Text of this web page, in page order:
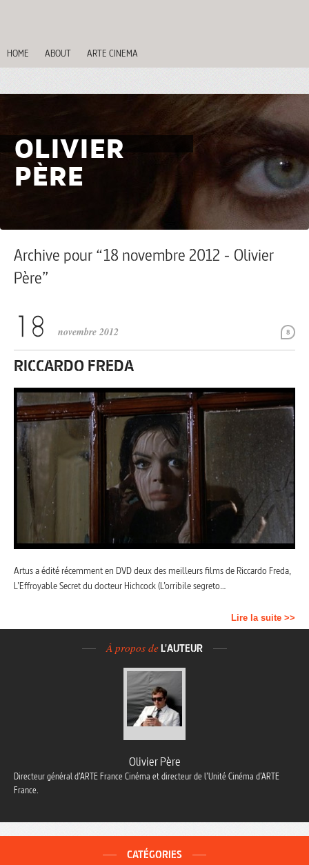
HOME ABOUT ARTE CINEMA
OLIVIER
PÈRE
Archive pour “18 novembre 2012 - Olivier
Père”
8
novembre 2012
RICCARDO FREDA
Artus a édité récemment en DVD deux des meilleurs films de Riccardo Freda,
L’Effroyable Secret du docteur Hichcock (L’orribile segreto…
Lire la suite >>
À propos de L'AUTEUR
Olivier Père
Directeur général d’ARTE France Cinéma et directeur de l’Unité Cinéma d’ARTE
France.
CATÉGORIES